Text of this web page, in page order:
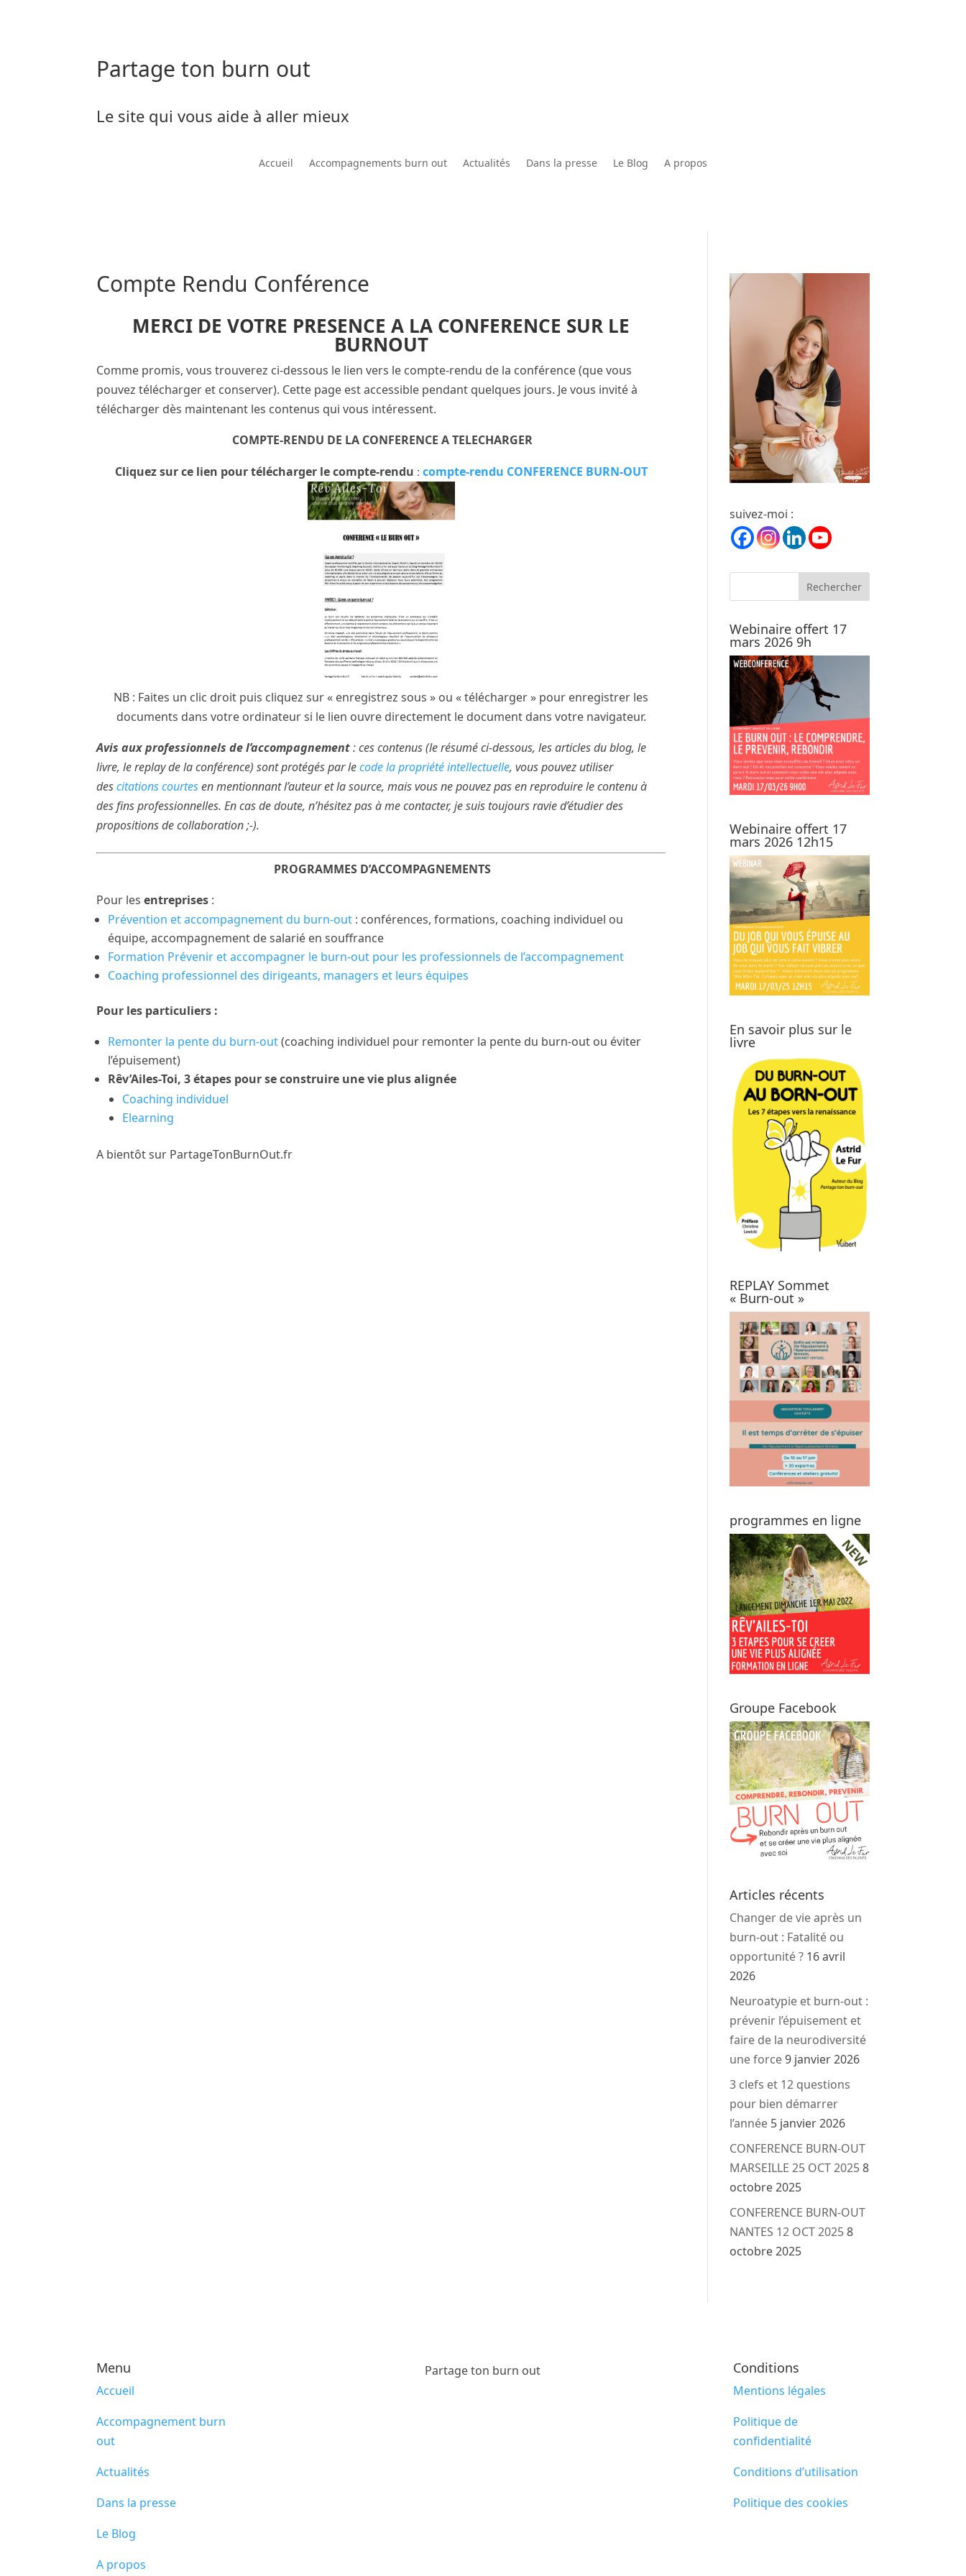
Partage ton burn out
Le site qui vous aide à aller mieux
Accueil Accompagnements burn out Actualités Dans la presse Le Blog A propos
Compte Rendu Conférence
MERCI DE VOTRE PRESENCE A LA CONFERENCE SUR LE
BURNOUT
Comme promis, vous trouverez ci-dessous le lien vers le compte-rendu de la conférence (que vous
pouvez télécharger et conserver). Cette page est accessible pendant quelques jours. Je vous invité à
télécharger dès maintenant les contenus qui vous intéressent.
COMPTE-RENDU DE LA CONFERENCE A TELECHARGER
Cliquez sur ce lien pour télécharger le compte-rendu : compte-rendu CONFERENCE BURN-OUT
NB : Faites un clic droit puis cliquez sur « enregistrez sous » ou « télécharger » pour enregistrer les
documents dans votre ordinateur si le lien ouvre directement le document dans votre navigateur.
Avis aux professionnels de l’accompagnement: ces contenus (le résumé ci-dessous, les articles du blog, le
livre, le replay de la conférence) sont protégés par lecode la propriété intellectuelle, vous pouvez utiliser
descitations courtesen mentionnant l’auteur et la source, mais vous ne pouvez pas en reproduire le contenu à
des fins professionnelles. En cas de doute, n’hésitez pas à me contacter, je suis toujours ravie d’étudier des
propositions de collaboration ;-).
PROGRAMMES D’ACCOMPAGNEMENTS
Pour les entreprises :
Prévention et accompagnement du burn-out : conférences, formations, coaching individuel ou
équipe, accompagnement de salarié en souffrance
Formation Prévenir et accompagner le burn-out pour les professionnels de l’accompagnement
Coaching professionnel des dirigeants, managers et leurs équipes
Pour les particuliers :
Remonter la pente du burn-out(coaching individuel pour remonter la pente du burn-out ou éviter
l’épuisement)
Rêv’Ailes-Toi, 3 étapes pour se construire une vie plus alignée
Coaching individuel
Elearning
A bientôt sur PartageTonBurnOut.fr
suivez-moi :
Webinaire offert 17
mars 2026 9h
Webinaire offert 17
mars 2026 12h15
En savoir plus sur le
livre
REPLAY Sommet
« Burn-out »
programmes en ligne
Groupe Facebook
Articles récents
Changer de vie après un
burn-out : Fatalité ou
opportunité ? 16 avril
2026
Neuroatypie et burn-out :
prévenir l’épuisement et
faire de la neurodiversité
une force9 janvier 2026
3 clefs et 12 questions
pour bien démarrer
l’année 5 janvier 2026
CONFERENCE BURN-OUT
MARSEILLE 25 OCT 20258
octobre 2025
CONFERENCE BURN-OUT
NANTES 12 OCT 20258
octobre 2025
Menu
Accueil
Accompagnement burn
out
Actualités
Dans la presse
Le Blog
A propos
Partage ton burn out Conditions
Mentions légales
Politique de
confidentialité
Conditions d’utilisation
Politique des cookies